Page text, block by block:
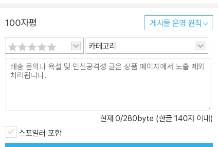
100자평 게시물 운영 원칙
카테고리
현재 0/280byte (한글 140자 이내)
스포일러 포함